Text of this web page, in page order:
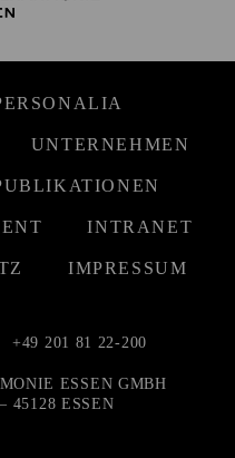
UNTERNEHMEN
INTRANET
IMPRESSUM
+49 201 81 22-200
ESSEN GMBH
45128 ESSEN